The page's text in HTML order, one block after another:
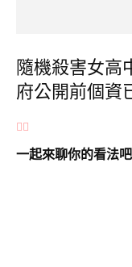
隨機殺害女高
府公開前個資
一起來聊你的看法吧